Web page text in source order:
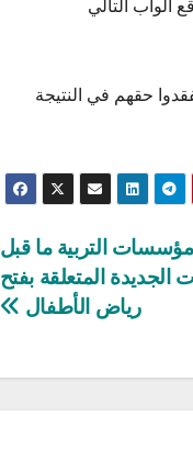
الواب التالي
موقع الواب قبل منتصف النهار من يوم الاثنين 28 اوت 2023 حتى لا يفقدوا حقهم في النتيجة
التربية ما قبل
الجديدة المتعلقة بفتح
رياض الأطفال